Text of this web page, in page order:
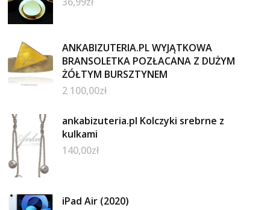
ANKABIZUTERIA.PL WYJĄTKOWA
BRANSOLETKA POZŁACANA Z DUŻYM
ŻÓŁTYM BURSZTYNEM
2 100,00zł
ankabizuteria.pl Kolczyki srebrne z
kulkami
140,00zł
iPad Air (2020)